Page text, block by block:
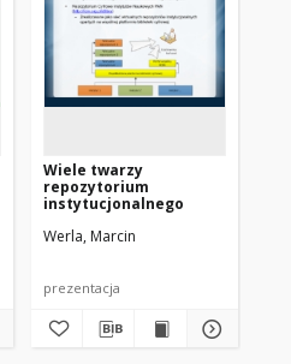
Wiele twarzy
repozytorium
instytucjonalnego
Werla, Marcin
prezentacja